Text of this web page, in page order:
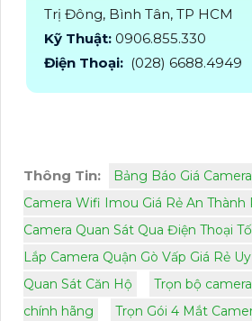
Trị Đông, Bình Tân, TP HCM
Kỹ Thuật: 0906.855.330
Điện Thoại: (028) 6688.4949
Thông Tin: Bảng Báo Giá
Camera Wifi Imou Giá Rẻ An Thành
Camera Quan Sát Qua Điện Thoại
Lắp Camera Quận Gò Vấp Giá Rẻ
Quan Sát Căn Hộ
Trọn bộ
chính hãng
Trọn Gói 4 Mắt